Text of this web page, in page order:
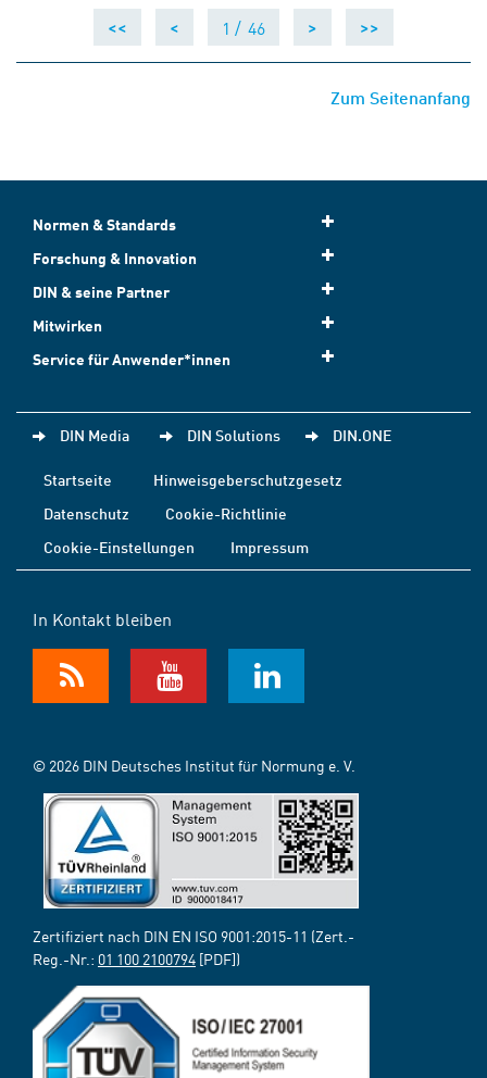
<< < 1 / 46 > >>
Zum Seitenanfang
Normen & Standards
Forschung & Innovation
DIN & seine Partner
Mitwirken
Service für Anwender*innen
DIN Media DIN Solutions DIN.ONE
Startseite
Hinweisgeberschutzgesetz
Datenschutz
Cookie-Richtlinie
Cookie-Einstellungen
Impressum
In Kontakt bleiben
© 2026 DIN Deutsches Institut für Normung e. V.
Zertifiziert nach DIN EN ISO 9001:2015-11 (Zert.-
Reg.-Nr.: 01 100 2100794 [PDF])